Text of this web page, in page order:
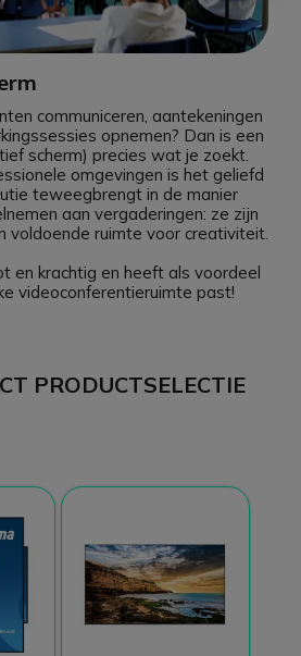
communiceren, aantekeningen
opnemen? Dan is een
scherm) precies wat je zoekt.
omgevingen is het geliefd
teweegbrengt in de manier
aan vergaderingen: ze zijn
voldoende ruimte voor creativiteit.
en krachtig en heeft als voordeel
videoconferentieruimte past!
PRODUCTSELECTIE